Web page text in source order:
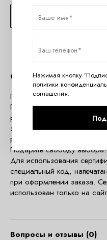
КОНСУЛЬТАЦИЯ
Описание
Подарочный Сертификат
Приближаются праздники,
рождения и юбилеи. Вы
запоминающийся подарок
родственнику, но не
Подарите свободу выбора!
Для использования
специальный код,
при оформлении заказа.
использован только на
Вопросы и отзывы (0)
Нажимая кнопку
политики
соглашения.